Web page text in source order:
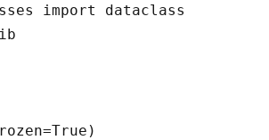
import dataclass